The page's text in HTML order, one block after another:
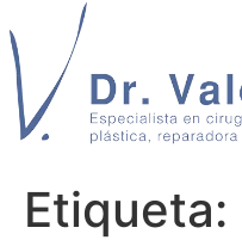
Etiqueta: